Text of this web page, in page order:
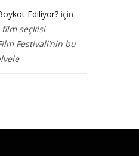
Ediliyor? için
film seçkisi
Festivali’nin bu